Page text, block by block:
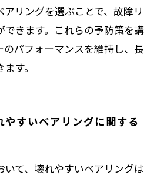
リングを選ぶことで、故障リ
できます。これらの予防策を講
のパフォーマンスを維持し、長
す。
すいベアリングに関する
いて、壊れやすいベアリングは